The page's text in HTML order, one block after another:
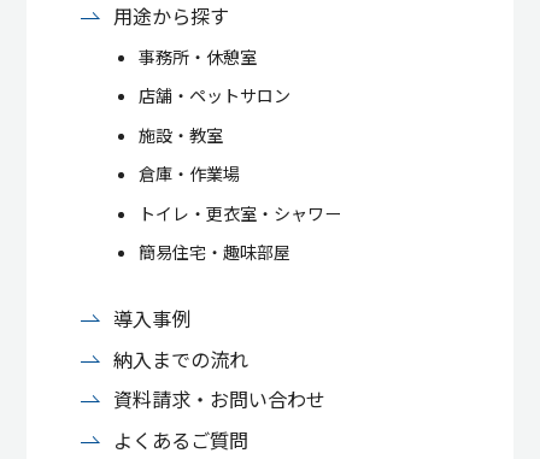
用途から探す
事務所・休憩室
店舗・ペットサロン
施設・教室
倉庫・作業場
トイレ・更衣室・シャワー
簡易住宅・趣味部屋
導入事例
納入までの流れ
資料請求・お問い合わせ
よくあるご質問